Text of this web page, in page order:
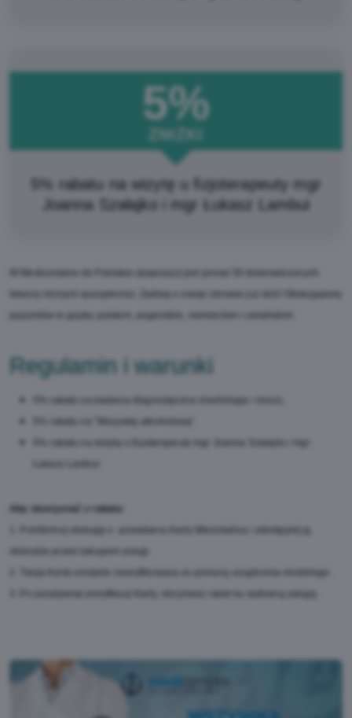
5%
ZNIŻKI
5% rabatu na wizytę u fizjoterapeuty mgr
Joanna Szałajko i mgr Łukasz Lambui
Regulamin i warunki
Aby skorzystać z rabatu: